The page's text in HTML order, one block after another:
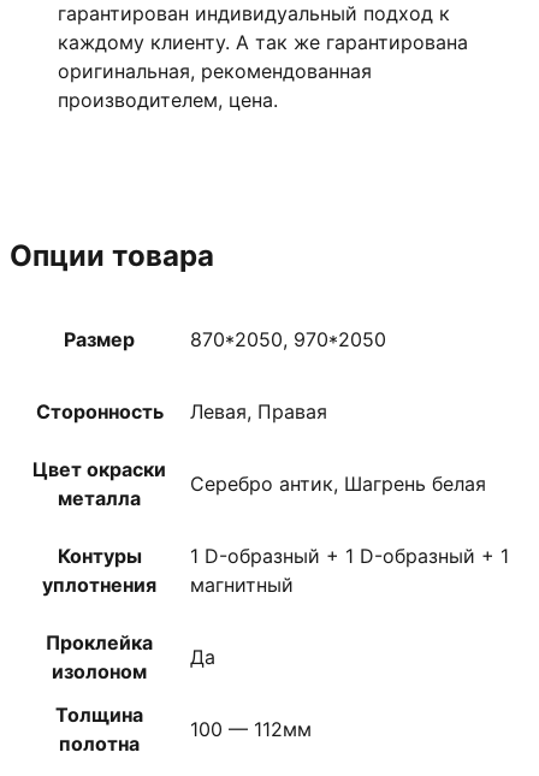
гарантирован индивидуальный подход к
каждому клиенту. А так же гарантирована
оригинальная, рекомендованная
производителем, цена.
Опции товара
Размер 870*2050, 970*2050
Сторонность Левая, Правая
Цвет окраски
металла
Серебро антик, Шагрень белая
Контуры
уплотнения
1 D-образный + 1 D-образный + 1
магнитный
Проклейка
изолоном
Да
Толщина
полотна
100 — 112мм